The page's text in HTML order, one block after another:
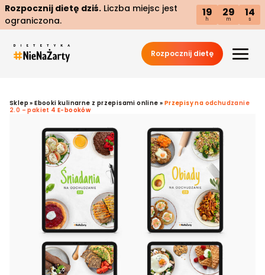
Rozpocznij dietę dziś. Liczba miejsc jest
ograniczona.
19
h
29
m
13
s
Rozpocznij dietę
Sklep »Ebooki kulinarne z przepisami online » Przepisy na odchudzanie
2.0 – pakiet 4 E-booków